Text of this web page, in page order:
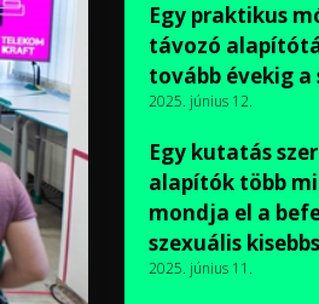
Egy praktikus
távozó
tovább évekig
2025. június 12.
Egy kutatás
alapítók több
mondja el a
szexuális
2025. június 11.